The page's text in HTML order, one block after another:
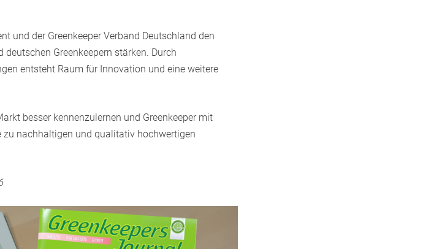
und der Greenkeeper Verband Deutschland den
Greenkeepern stärken. Durch
entsteht Raum für Innovation und eine weitere
besser kennenzulernen und Greenkeeper mit
nachhaltigen und qualitativ hochwertigen